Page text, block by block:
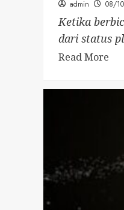
admin 08/
Ketika
dari status
Read More